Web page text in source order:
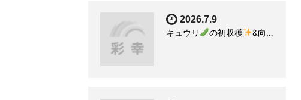
2026.7.9
キュウリ
の初収穫 &向…